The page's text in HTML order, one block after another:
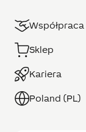
Współpraca
Sklep
Kariera
Poland (PL)